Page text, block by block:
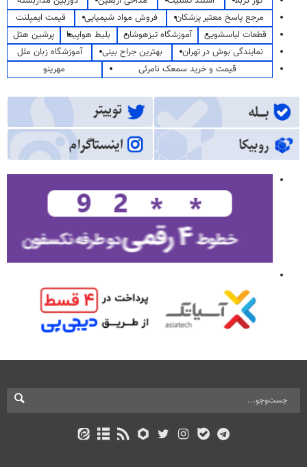
مرجع پاسخ معتبر پزشکان
فروش مواد شیمیایی
قیمت ایمپلنت
قطعات لباسشویی
آموزشگاه تیزهوشان بلیط هواپیما
پرشین هتل
نمایندگی بوش در تهران
بهترین جراح بینی
آموزشگاه زبان ملل
قیمت و خرید سمعک نامرئی
مهرینو